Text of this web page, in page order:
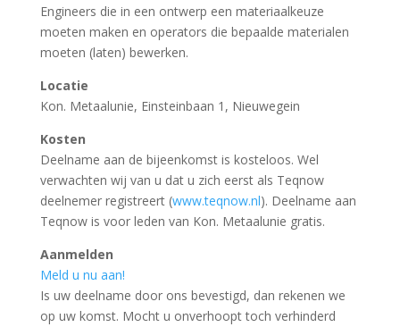
Engineers die in een ontwerp een materiaalkeuze
moeten maken en operators die bepaalde materialen
moeten (laten) bewerken.
Locatie
Kon. Metaalunie, Einsteinbaan 1, Nieuwegein
Kosten
Deelname aan de bijeenkomst is kosteloos. Wel
verwachten wij van u dat u zich eerst als Teqnow
deelnemer registreert (www.teqnow.nl). Deelname aan
Teqnow is voor leden van Kon. Metaalunie gratis.
Aanmelden
Meld u nu aan!
Is uw deelname door ons bevestigd, dan rekenen we
op uw komst. Mocht u onverhoopt toch verhinderd